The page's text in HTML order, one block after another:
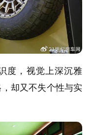
度，视觉上深沉雅
却又不失个性与实